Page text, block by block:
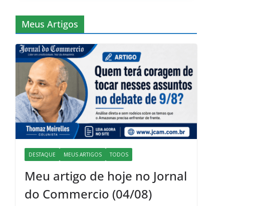
Meus Artigos
DESTAQUE MEUS ARTIGOS TODOS
Meu artigo de hoje no Jornal
do Commercio (04/08)